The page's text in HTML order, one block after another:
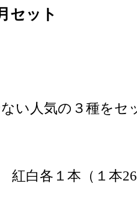
セット
い人気の３種をセ
紅白各１本（１本